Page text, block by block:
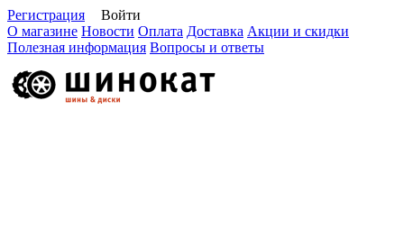
Регистрация
Войти
О магазине Новости Оплата Доставка Акции и скидки
Полезная информация Вопросы и ответы